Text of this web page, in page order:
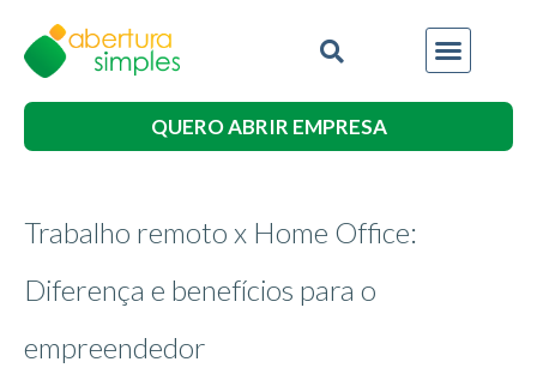
QUERO ABRIR EMPRESA
Trabalho remoto x Home Office:
Diferença e benefícios para o
empreendedor